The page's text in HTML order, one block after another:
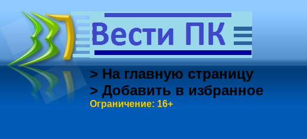
> На главную страницу
> Добавить в избранное
Ограничение: 16+